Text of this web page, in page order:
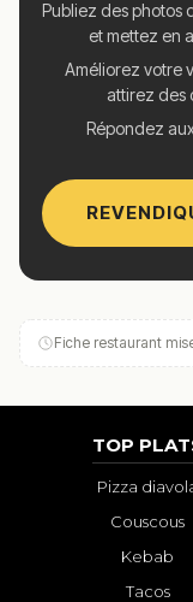
Publiez des photos
et mettez en
Améliorez votre
attirez des
Répondez
Fiche restaurant
TOP
Pizza
Couscous
Kebab
Tacos